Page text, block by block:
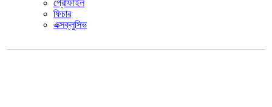
প্রোফাইল
ফিচার
এক্সক্লুসিভ